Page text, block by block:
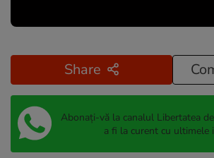
Share
Abonați-vă la canalul Libertatea
a fi la curent cu ultimele